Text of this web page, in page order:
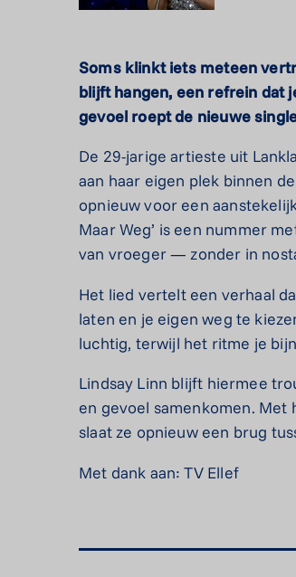
Soms klinkt iets meteen
blijft hangen, een refrein dat
gevoel roept de nieuwe
De 29-jarige artieste uit
aan haar eigen plek binnen
opnieuw voor een
Maar Weg’ is een nummer
van vroeger — zonder in
Het lied vertelt een verhaal
laten en je eigen weg te
luchtig, terwijl het ritme je
Lindsay Linn blijft hiermee
en gevoel samenkomen. Met
slaat ze opnieuw een brug
Met dank aan: TV Ellef